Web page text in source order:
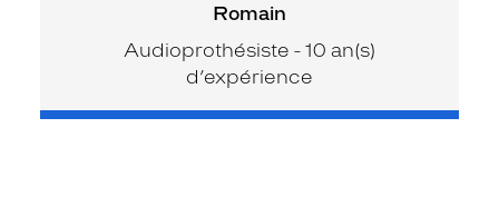
Romain
Audioprothésiste - 10 an(s)
d’expérience